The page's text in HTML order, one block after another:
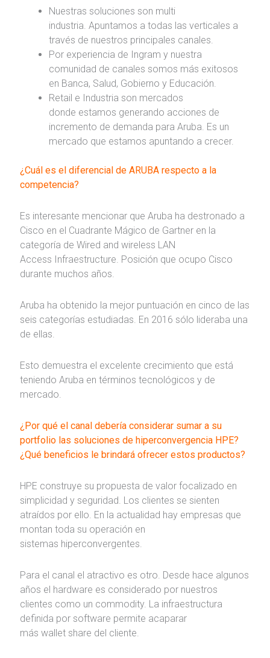
Nuestras soluciones son multi
industria. Apuntamos a todas las verticales a
través de nuestros principales canales.
Por experiencia de Ingram y nuestra
comunidad de canales somos más exitosos
en Banca, Salud, Gobierno y Educación.
Retail e Industria son mercados
donde estamos generando acciones de
incremento de demanda para Aruba. Es un
mercado que estamos apuntando a crecer.
¿Cuál es el diferencial de ARUBArespecto a la
competencia?
Es interesante mencionar que Aruba ha destronado a
Cisco en el Cuadrante Mágico de Gartner en la
categoría de Wired and wireless LAN
Access Infraestructure. Posición que ocupo Cisco
durante muchos años.
Aruba ha obtenido la mejor puntuación en cinco de las
seis categorías estudiadas. En 2016 sólo lideraba una
de ellas.
Esto demuestra el excelente crecimiento que está
teniendo Aruba en términos tecnológicos y de
mercado.
¿Por qué el canal debería considerar sumar a su
portfolio las soluciones de hiperconvergenciaHPE?
¿Qué beneficios le brindará ofrecer estos productos?
HPE construye su propuesta de valor focalizado en
simplicidad y seguridad. Los clientes se sienten
atraídos por ello. En la actualidad hay empresas que
montan toda su operación en
sistemas hiperconvergentes.
Para el canal el atractivo es otro. Desde hace algunos
años el hardware es considerado por nuestros
clientes como un commodity. La infraestructura
definida por software permite acaparar
más wallet share del cliente.